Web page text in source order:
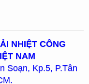
NHIỆT CÔNG
NAM
Soạn, Kp.5, P.Tân